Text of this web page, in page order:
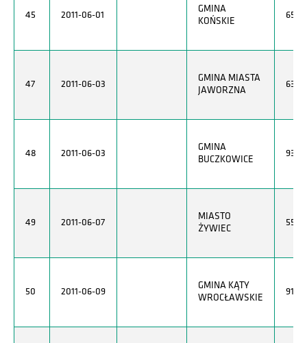
45 2011-06-01
GMINA
KOŃSKIE
47 2011-06-03
GMINA MIASTA
JAWORZNA
48 2011-06-03
GMINA
BUCZKOWICE
49 2011-06-07
MIASTO
ŻYWIEC
50 2011-06-09
GMINA KĄTY
WROCŁAWSKIE